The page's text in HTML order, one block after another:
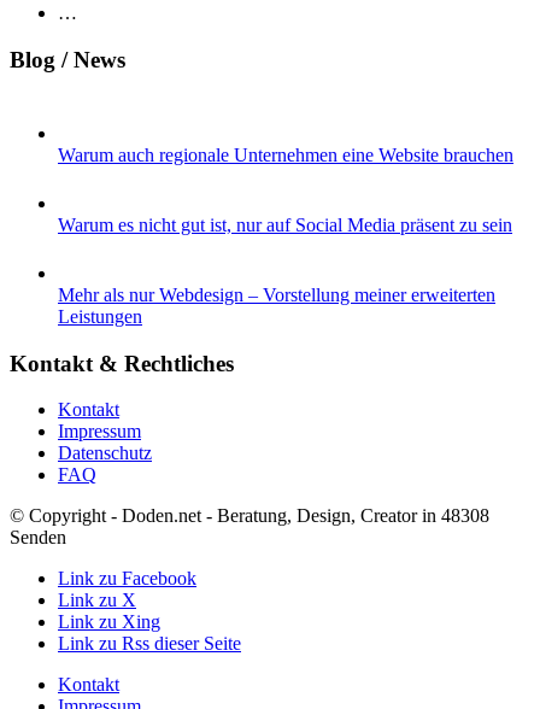
…
Blog / News
Warum auch regionale Unternehmen eine Website brauchen
Warum es nicht gut ist, nur auf Social Media präsent zu sein
Mehr als nur Webdesign – Vorstellung meiner erweiterten
Leistungen
Kontakt & Rechtliches
Kontakt
Impressum
Datenschutz
FAQ
© Copyright - Doden.net - Beratung, Design, Creator in 48308
Senden
Link zu Facebook
Link zu X
Link zu Xing
Link zu Rss dieser Seite
Kontakt